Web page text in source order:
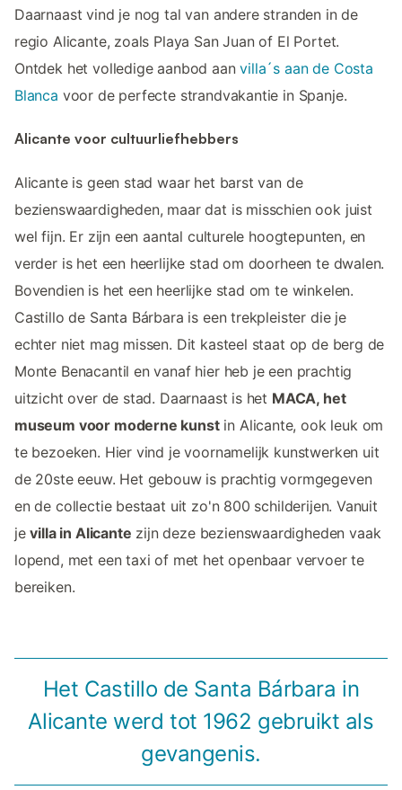
Daarnaast vind je nog tal van andere stranden in de
regio Alicante, zoals Playa San Juan of El Portet.
Ontdek het volledige aanbod aanvilla´s aan de Costa
Blanca voor de perfecte strandvakantie in Spanje.
Alicante voor cultuurliefhebbers
Alicante is geen stad waar het barst van de
bezienswaardigheden, maar dat is misschien ook juist
wel fijn. Er zijn een aantal culturele hoogtepunten, en
verder is het een heerlijke stad om doorheen te dwalen.
Bovendien is het een heerlijke stad om te winkelen.
Castillo de Santa Bárbara is een trekpleister die je
echter niet mag missen. Dit kasteel staat op de berg de
Monte Benacantil en vanaf hier heb je een prachtig
uitzicht over de stad. Daarnaast is het MACA, het
museum voor moderne kunstin Alicante, ook leuk om
te bezoeken. Hier vind je voornamelijk kunstwerken uit
de 20ste eeuw. Het gebouw is prachtig vormgegeven
en de collectie bestaat uit zo'n 800 schilderijen. Vanuit
jevilla in Alicante zijn deze bezienswaardigheden vaak
lopend, met een taxi of met het openbaar vervoer te
bereiken.
Het Castillo de Santa Bárbara in
Alicante werd tot 1962 gebruikt als
gevangenis.